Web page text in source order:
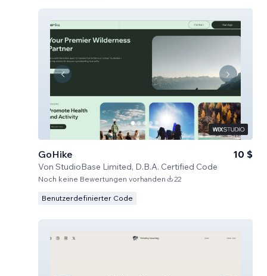
GoHike
Von StudioBase Limited, D.B.A. Certified Code
10 $
Noch keine Bewertungen vorhanden 22
Benutzerdefinierter Code